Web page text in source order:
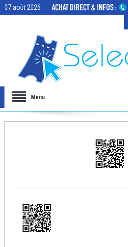
07 août 2026
Menu